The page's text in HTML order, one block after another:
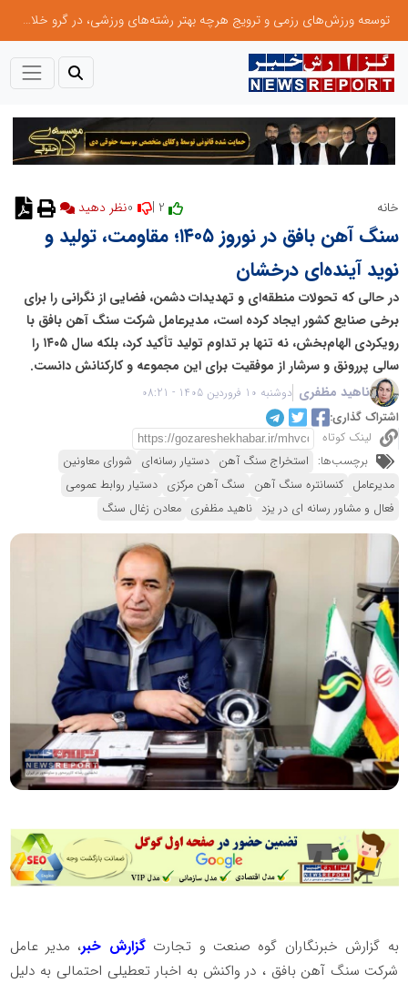
توسعه ورزش‌های رزمی و ترویج هرچه بهتر رشته‌های ورزشی، در گرو خلاقیت و نوآوری است
خانه نظر دهید
سنگ آهن بافق در نوروز ۱۴۰۵؛ مقاومت، تولید و
نوید آینده‌ای درخشان
در حالی که تحولات منطقه‌ای و تهدیدات دشمن، فضایی از نگرانی را برای
برخی صنایع کشور ایجاد کرده است، مدیرعامل شرکت سنگ آهن بافق با
رویکردی الهام‌بخش، نه تنها بر تداوم تولید تأکید کرد، بلکه سال ۱۴۰۵ را
سالی پررونق و سرشار از موفقیت برای این مجموعه و کارکنانش دانست.
ناهید مظفری دوشنبه 10 فروردین 1405 - 08:21
اشتراک گذاری:
لینک کوتاه
برچسب‌ها: استخراج سنگ آهن دستیار رسانه‌ای شورای معاونین
مدیرعامل کنسانتره سنگ آهن سنگ آهن مرکزی دستیار روابط عمومی
فعال و مشاور رسانه ای در یزد ناهید مظفری معادن زغال سنگ
به گزارش خبرنگاران گوه صنعت و تجارت گزارش خبر، مدیر عامل
شرکت سنگ آهن بافق ، در واکنش به اخبار تعطیلی احتمالی به دلیل